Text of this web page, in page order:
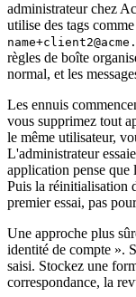
administrateur chez
utilise des tags comme
règles de boîte
normal, et les
Les ennuis
vous supprimez tout
le même utilisateur,
L'administrateur
application pense
Puis la réinitialisation
premier essai, pas
Une approche plus
identité de compte ».
saisi. Stockez une
correspondance, la